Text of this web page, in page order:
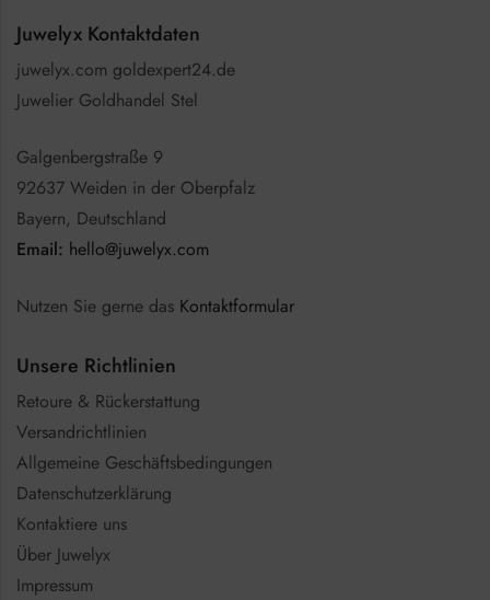
Juwelyx Kontaktdaten
juwelyx.com goldexpert24.de
Juwelier Goldhandel Stel
Galgenbergstraße 9
92637 Weiden in der Oberpfalz
Bayern, Deutschland
Email: hello@juwelyx.com
Nutzen Sie gerne das Kontaktformular
Unsere Richtlinien
Retoure & Rückerstattung
Versandrichtlinien
Allgemeine Geschäftsbedingungen
Datenschutzerklärung
Kontaktiere uns
Über Juwelyx
Impressum